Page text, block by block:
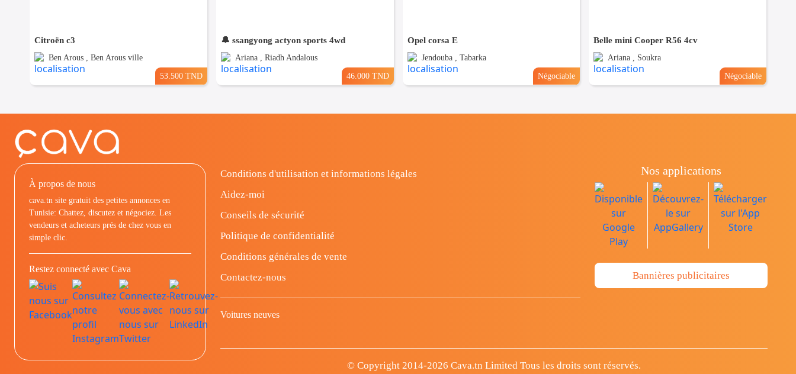
Citroën c3
Ben Arous , Ben Arous ville
53.500 TND
🔔 ssangyong actyon sports 4wd
Ariana , Riadh Andalous
46.000 TND
Opel corsa E
Jendouba , Tabarka
Négociable
Belle mini Cooper R56 4cv
Ariana , Soukra
Négociable
À propos de nous
cava.tn site gratuit des petites annonces en
Tunisie: Chattez, discutez et négociez. Les
vendeurs et acheteurs prés de chez vous en
simple clic.
Restez connecté avec Cava
Conditions d'utilisation et informations légales
Aidez-moi
Conseils de sécurité
Politique de confidentialité
Conditions générales de vente
Contactez-nous
Voitures neuves
Nos applications
Bannières publicitaires
© Copyright 2014-2026 Cava.tn Limited Tous les droits sont réservés.